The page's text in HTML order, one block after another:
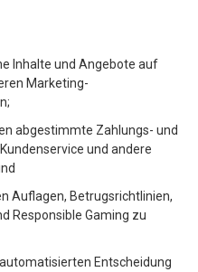
Inhalte und Angebote auf
Marketing-
abgestimmte Zahlungs- und
und andere
Auflagen, Betrugsrichtlinien,
Responsible Gaming zu
Entscheidung